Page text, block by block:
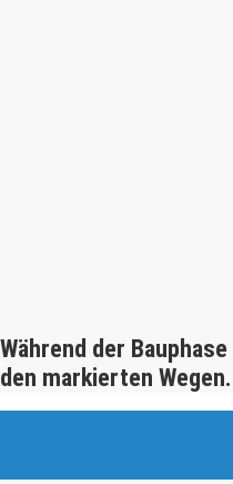
Während der
den markierten Wegen.